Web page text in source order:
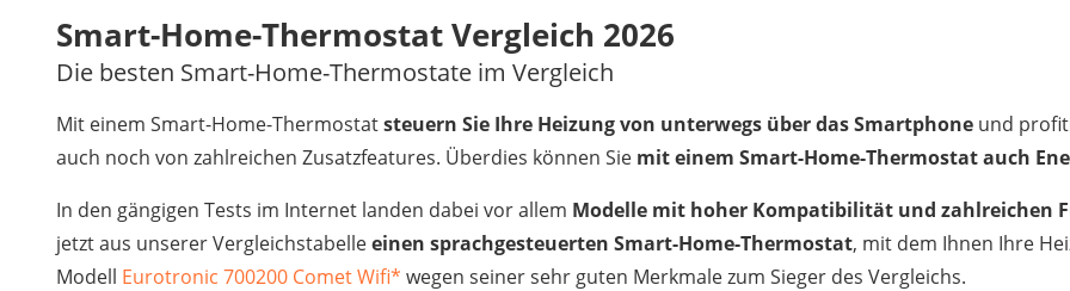
Außenleuchte mit Kamera
Ozongenerator
Powerbank
Smart-Home-Rauchmelder
Schlüsseltresor
Regendusche
Reizstromgerät
Infrarot-Thermometer
Smart-Home-Thermostat Vergleich 2026
Die besten Smart-Home-Thermostate im Vergleich
Mit einem Smart-Home-Thermostatsteuern Sie Ihre Heizung von unterwegs über das Smartphone und
auch noch von zahlreichen Zusatzfeatures. Überdies können Sie mit einem Smart-Home-Thermostat auch
In den gängigen Tests im Internet landen dabei vor allem Modelle mit hoher Kompatibilität und zahlreichen
jetzt aus unserer Vergleichstabelleeinen sprachgesteuerten Smart-Home-Thermostat, mit dem Ihnen Ihre
Modell Eurotronic 700200 Comet Wifi* wegen seiner sehr guten Merkmale zum Sieger des Vergleichs.